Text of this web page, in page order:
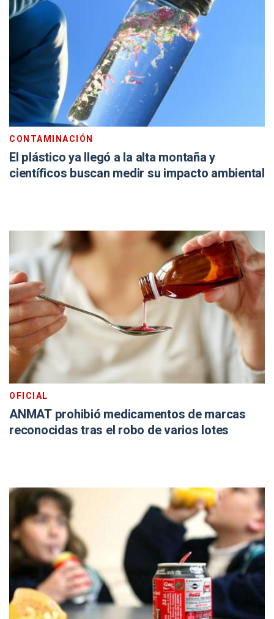
CONTAMINACIÓN
El plástico ya llegó a la alta montaña y
científicos buscan medir su impacto ambiental
OFICIAL
ANMAT prohibió medicamentos de marcas
reconocidas tras el robo de varios lotes